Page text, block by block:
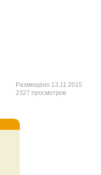
Размещено 13.11.2015
2327 просмотров